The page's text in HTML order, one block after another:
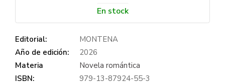
En stock
Editorial:
MONTENA
Año de edición:
2026
Materia
Novela romántica
ISBN:
979-13-87924-55-3